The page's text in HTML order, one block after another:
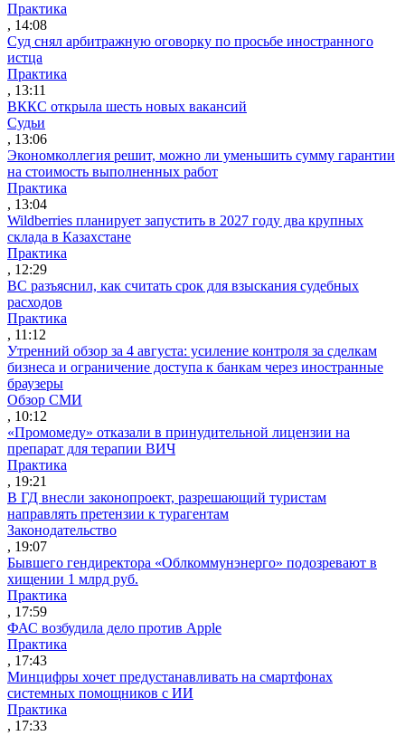
Практика
, 14:08
Суд снял арбитражную оговорку по просьбе иностранного
истца
Практика
, 13:11
ВККС открыла шесть новых вакансий
Судьи
, 13:06
Экономколлегия решит, можно ли уменьшить сумму гарантии
на стоимость выполненных работ
Практика
, 13:04
Wildberries планирует запустить в 2027 году два крупных
склада в Казахстане
Практика
, 12:29
ВС разъяснил, как считать срок для взыскания судебных
расходов
Практика
, 11:12
Утренний обзор за 4 августа: усиление контроля за сделкам
бизнеса и ограничение доступа к банкам через иностранные
браузеры
Обзор СМИ
, 10:12
«Промомеду» отказали в принудительной лицензии на
препарат для терапии ВИЧ
Практика
, 19:21
В ГД внесли законопроект, разрешающий туристам
направлять претензии к турагентам
Законодательство
, 19:07
Бывшего гендиректора «Облкоммунэнерго» подозревают в
хищении 1 млрд руб.
Практика
, 17:59
ФАС возбудила дело против Apple
Практика
, 17:43
Минцифры хочет предустанавливать на смартфонах
системных помощников с ИИ
Практика
, 17:33